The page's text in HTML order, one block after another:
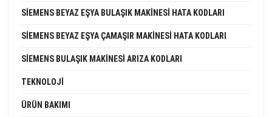
SIEMENS BEYAZ EŞYA BULAŞIK MAKINESI HATA KODLARI
SIEMENS BEYAZ EŞYA ÇAMAŞIR MAKINESI HATA KODLARI
SIEMENS BULAŞIK MAKINESI ARIZA KODLARI
TEKNOLOJI
ÜRÜN BAKIMI